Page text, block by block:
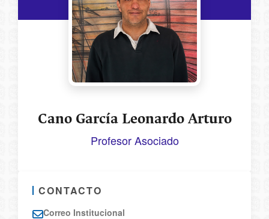
Cano García Leonardo Arturo
Profesor Asociado
CONTACTO
Correo Institucional